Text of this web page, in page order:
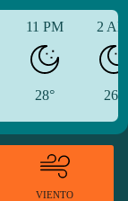
11 PM
28°
2
26°
VIENTO